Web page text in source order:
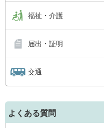
福祉・介護
届出・証明
交通
よくある質問